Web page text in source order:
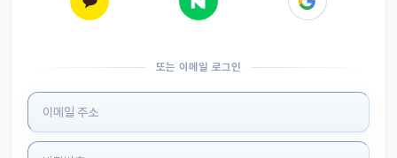
또는 이메일 로그인
로그인 정보 입력